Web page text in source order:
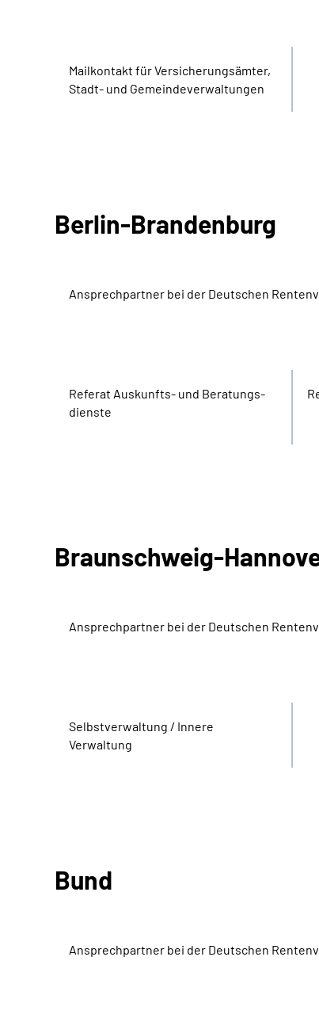
Mail­kontakt für Versicherungs­ämter,
Stadt- und Gemeinde­verwaltungen
Berlin-Brandenburg
Ansprechpartner bei der Deutschen
Referat Aus­kunfts- und Beratungs­
dienste
Braunschweig-
Ansprechpartner bei der Deutschen
Selbstverwaltung / Innere
Verwaltung
Bund
Ansprechpartner bei der Deutschen